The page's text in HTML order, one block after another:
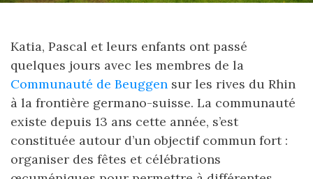
Katia, Pascal et leurs enfants ont passé
quelques jours avec les membres de la
Communauté de Beuggen sur les rives du Rhin
à la frontière germano-suisse. La communauté
existe depuis 13 ans cette année, s’est
constituée autour d’un objectif commun fort :
organiser des fêtes et célébrations